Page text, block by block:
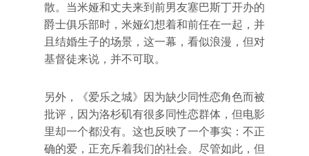
散。当米娅和丈夫来到前男友塞巴斯丁开办的
爵士俱乐部时，米娅幻想着和前任在一起，并
且结婚生子的场景，这一幕，看似浪漫，但对
基督徒来说，并不可取。
另外，《爱乐之城》因为缺少同性恋角色而被
批评，因为洛杉矶有很多同性恋群体，但电影
里却一个都没有。这也反映了一个事实：不正
确的爱，正充斥着我们的社会。尽管如此，但